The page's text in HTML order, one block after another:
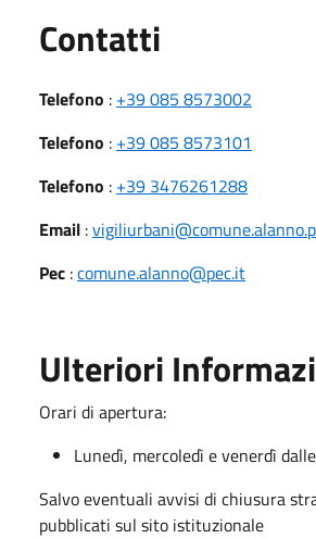
Contatti
Telefono : +39 085 8573002
Telefono : +39 085 8573101
Telefono : +39 3476261288
Email :
Pec :comune.alanno@pec.it
Ulteriori
Orari di apertura:
Lunedì, mercoledì e venerdì
Salvo eventuali avvisi di chiusura
pubblicati sul sito istituzionale